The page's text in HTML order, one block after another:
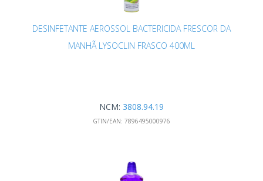
DESINFETANTE AEROSSOL BACTERICIDA FRESCOR DA
MANHÃ LYSOCLIN FRASCO 400ML
NCM: 3808.94.19
GTIN/EAN: 7896495000976